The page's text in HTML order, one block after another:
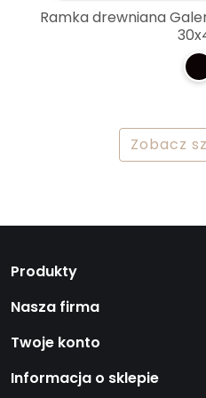
Ramka drewniana
Zobacz
Produkty
Nasza firma
Twoje konto
Informacja o sklepie